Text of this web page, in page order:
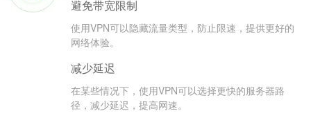
避免带宽限制
使用VPN可以隐藏流量类型，防止限速，提供更好的
网络体验。
减少延迟
在某些情况下，使用VPN可以选择更快的服务器路
径，减少延迟，提高网速。